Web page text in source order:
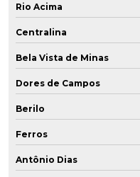
Rio Acima
Centralina
Bela Vista de Minas
Dores de Campos
Berilo
Ferros
Antônio Dias